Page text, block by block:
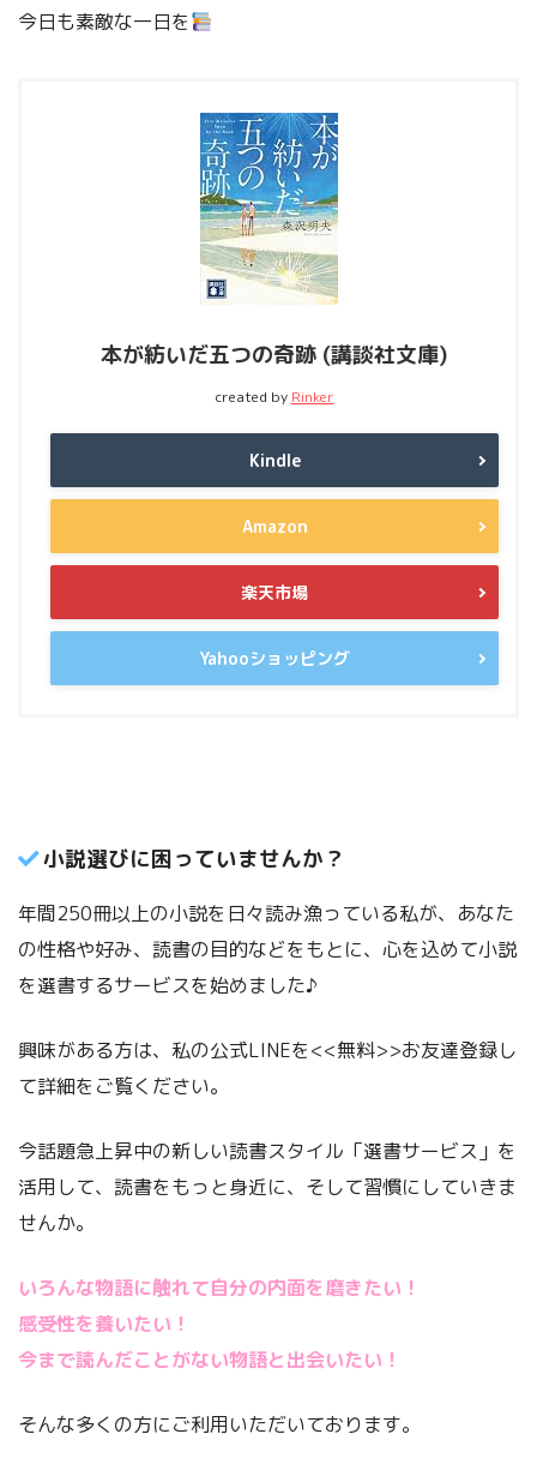
今日も素敵な一日を
本が紡いだ五つの奇跡 (講談社文庫)
created by Rinker
Kindle
Amazon
楽天市場
Yahooショッピング
小説選びに困っていませんか？
年間250冊以上の小説を日々読み漁っている私が、あなた
の性格や好み、読書の目的などをもとに、心を込めて小説
を選書するサービスを始めました♪
興味がある方は、私の公式LINEを<<無料>>お友達登録し
て詳細をご覧ください。
今話題急上昇中の新しい読書スタイル「選書サービス」を
活用して、読書をもっと身近に、そして習慣にしていきま
せんか。
いろんな物語に触れて自分の内面を磨きたい！
感受性を養いたい！
今まで読んだことがない物語と出会いたい！
そんな多くの方にご利用いただいております。